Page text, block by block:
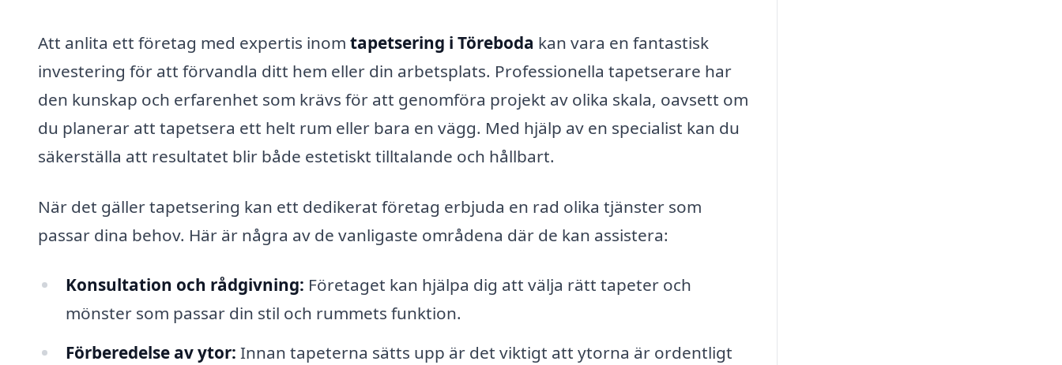
Att anlita ett företag med expertis inom tapetsering i Töreboda kan vara en fantastisk
investering för att förvandla ditt hem eller din arbetsplats. Professionella tapetserare har
den kunskap och erfarenhet som krävs för att genomföra projekt av olika skala, oavsett om
du planerar att tapetsera ett helt rum eller bara en vägg. Med hjälp av en specialist kan du
säkerställa att resultatet blir både estetiskt tilltalande och hållbart.
När det gäller tapetsering kan ett dedikerat företag erbjuda en rad olika tjänster som
passar dina behov. Här är några av de vanligaste områdena där de kan assistera:
Konsultation och rådgivning: Företaget kan hjälpa dig att välja rätt tapeter och
mönster som passar din stil och rummets funktion.
Förberedelse av ytor: Innan tapeterna sätts upp är det viktigt att ytorna är ordentligt